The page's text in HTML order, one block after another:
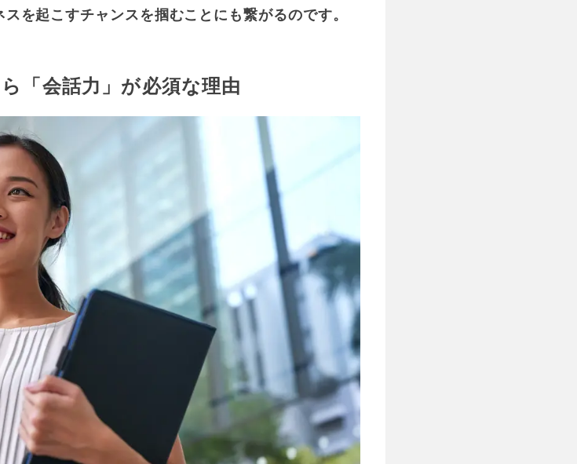
を起こすチャンスを掴むことにも繋がるのです。
「会話力」が必須な理由